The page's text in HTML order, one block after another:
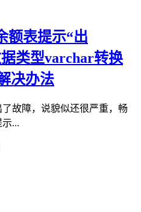
额表提示“出
据类型varchar转换
决办法
故障，说貌似还很严重，畅
...